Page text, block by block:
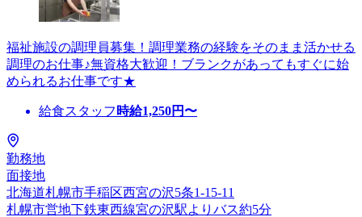
福祉施設の調理員募集！調理業務の経験をそのまま活かせる
調理のお仕事♪無資格大歓迎！ブランクがあってもすぐに始
められるお仕事です★
給食スタッフ 時給1,250円〜
勤務地
面接地
北海道札幌市手稲区西宮の沢5条1-15-11
札幌市営地下鉄東西線宮の沢駅よりバス約5分